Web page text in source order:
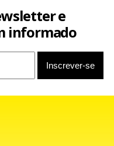
e
informado